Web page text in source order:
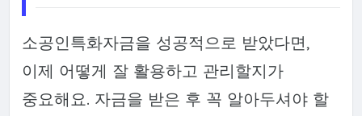
소공인특화자금을 성공적으로 받았다면,
이제 어떻게 잘 활용하고 관리할지가
중요해요. 자금을 받은 후 꼭 알아두셔야 할